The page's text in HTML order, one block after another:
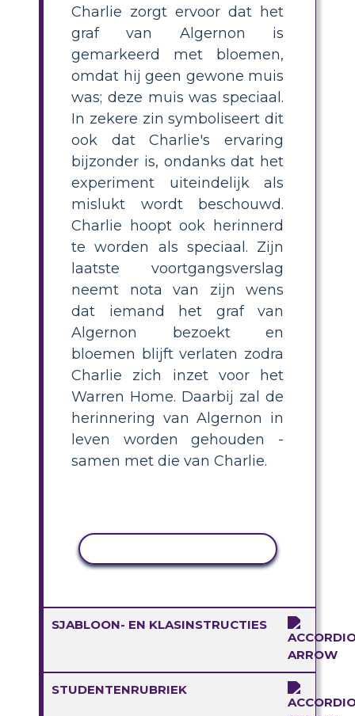
Charlie zorgt ervoor dat het
graf van Algernon is
gemarkeerd met bloemen,
omdat hij geen gewone muis
was; deze muis was speciaal.
In zekere zin symboliseert dit
ook dat Charlie's ervaring
bijzonder is, ondanks dat het
experiment uiteindelijk als
mislukt wordt beschouwd.
Charlie hoopt ook herinnerd
te worden als speciaal. Zijn
laatste voortgangsverslag
neemt nota van zijn wens
dat iemand het graf van
Algernon bezoekt en
bloemen blijft verlaten zodra
Charlie zich inzet voor het
Warren Home. Daarbij zal de
herinnering van Algernon in
leven worden gehouden -
samen met die van Charlie.
SJABLOON- EN KLASINSTRUCTIES
STUDENTENRUBRIEK